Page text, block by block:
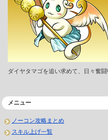
ダイヤタマゴを追い求めて、日々奮闘
メニュー
ノーコン攻略まとめ
スキル上げ一覧